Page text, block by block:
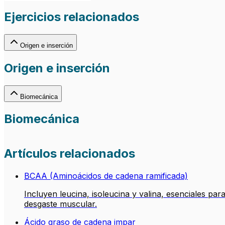
Ejercicios relacionados
Origen e inserción
Origen e inserción
Biomecánica
Biomecánica
Artículos relacionados
BCAA (Aminoácidos de cadena ramificada)
Incluyen leucina, isoleucina y valina, esenciales
desgaste muscular.
Ácido graso de cadena impar